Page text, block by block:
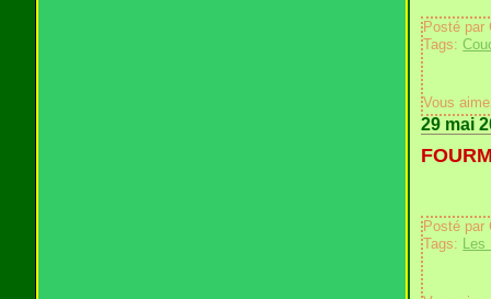
Posté par
Tags:
Vous
29 mai
Posté par
Tags: Les